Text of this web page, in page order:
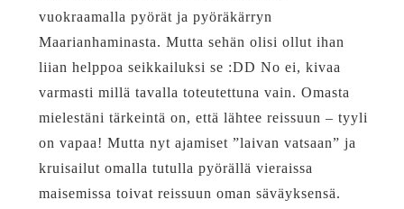
vuokraamalla pyörät ja pyöräkärryn
Maarianhaminasta. Mutta sehän olisi ollut ihan
liian helppoa seikkailuksi se :DD No ei, kivaa
varmasti millä tavalla toteutettuna vain. Omasta
mielestäni tärkeintä on, että lähtee reissuun – tyyli
on vapaa! Mutta nyt ajamiset ”laivan vatsaan” ja
kruisailut omalla tutulla pyörällä vieraissa
maisemissa toivat reissuun oman säväyksensä.